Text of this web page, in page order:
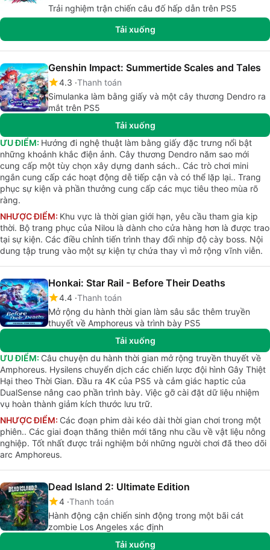
Trải nghiệm trận chiến câu đố hấp dẫn trên PS5
Tải xuống
Genshin Impact: Summertide Scales and Tales
4.3 Thanh toán
Simulanka làm bằng giấy và một cây thương Dendro ra
mắt trên PS5
Tải xuống
ƯU ĐIỂM: Hướng đi nghệ thuật làm bằng giấy đặc trưng nổi bật
những khoảnh khắc điện ảnh. Cây thương Dendro năm sao mới
cung cấp một tùy chọn xây dựng danh sách.. Các trò chơi mini
ngắn cung cấp các hoạt động dễ tiếp cận và có thể lặp lại.. Trang
phục sự kiện và phần thưởng cung cấp các mục tiêu theo mùa rõ
ràng.
NHƯỢC ĐIỂM: Khu vực là thời gian giới hạn, yêu cầu tham gia kịp
thời. Bộ trang phục của Nilou là dành cho cửa hàng hơn là được trao
tại sự kiện. Các điều chỉnh tiến trình thay đổi nhịp độ cày boss. Nội
dung tập trung vào một sự kiện tự chứa thay vì mở rộng vĩnh viễn.
Honkai: Star Rail - Before Their Deaths
4.4 Thanh toán
Mở rộng du hành thời gian làm sâu sắc thêm truyền
thuyết về Amphoreus và trình bày PS5
Tải xuống
ƯU ĐIỂM: Câu chuyện du hành thời gian mở rộng truyền thuyết về
Amphoreus. Hysilens chuyển dịch các chiến lược đội hình Gây Thiệt
Hại theo Thời Gian. Đầu ra 4K của PS5 và cảm giác haptic của
DualSense nâng cao phần trình bày. Việc gỡ cài đặt dữ liệu nhiệm
vụ hoàn thành giảm kích thước lưu trữ.
NHƯỢC ĐIỂM: Các đoạn phim dài kéo dài thời gian chơi trong một
phiên.. Các giai đoạn thăng thiên mới tăng nhu cầu về vật liệu nông
nghiệp. Tốt nhất được trải nghiệm bởi những người chơi đã theo dõi
arc Amphoreus.
Dead Island 2: Ultimate Edition
4 Thanh toán
Hành động cận chiến sinh động trong một bãi cát
zombie Los Angeles xác định
Tải xuống